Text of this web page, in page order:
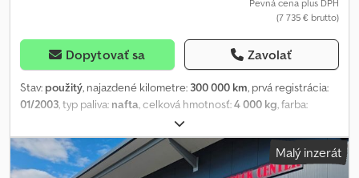
Pevná cena plus DPH
(7 735 € brutto)
Dopytovať sa Zavolať
Stav: použitý, najazdené kilometre: 300 000 km, prvá registrácia:
01/2003, typ paliva: nafta, celková hmotnosť:4 000 kg, farba:
mechanický
15,000 L suction-pressure tank, with subframe, hydraulic lid
opener, and lid locking mechanism. Ejector piston has been
removed and is not included. Offer comprises the tank only,
Malý inzerát